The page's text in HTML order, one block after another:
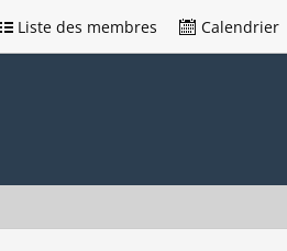
Liste des membres Calendrier